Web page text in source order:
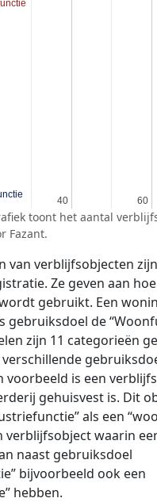
40
40 60
60
toont het aantal
Fazant.
van verblijfsobjecten
Ze geven aan
gebruikt. Een
gebruiksdoel de
zijn 11 categorieën
voorbeeld is een
gehuisvest is. Dit
als een
verblijfsobject waarin
naast gebruiksdoel
bijvoorbeeld ook een
hebben.